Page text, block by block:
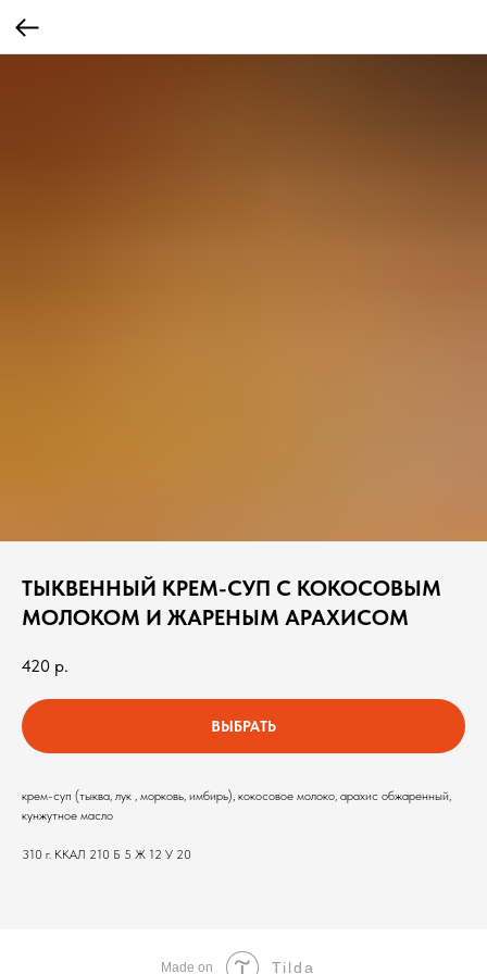
ТЫКВЕННЫЙ КРЕМ-СУП С КОКОСОВЫМ
МОЛОКОМ И ЖАРЕНЫМ АРАХИСОМ
420 р.
ВЫБРАТЬ
крем-суп (тыква, лук , морковь, имбирь), кокосовое молоко, арахис обжаренный,
кунжутное масло
310 г. ККАЛ 210 Б 5 Ж 12 У 20
Made on Tilda